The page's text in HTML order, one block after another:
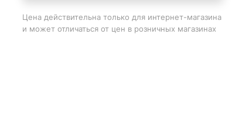
Цена действительна только для интернет-магазина
и может отличаться от цен в розничных магазинах